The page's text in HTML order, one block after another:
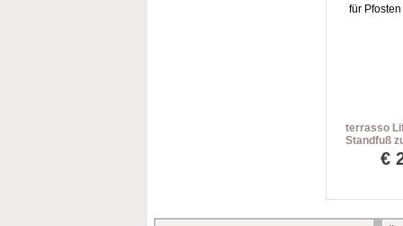
terrasso
Standfuß
Pfosten
€